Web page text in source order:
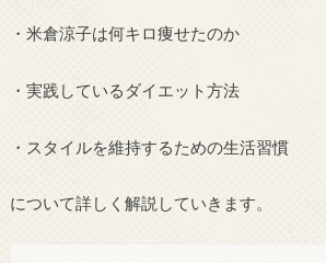
・米倉涼子は何キロ痩せたのか
・実践しているダイエット方法
・スタイルを維持するための生活習慣
について詳しく解説していきます。